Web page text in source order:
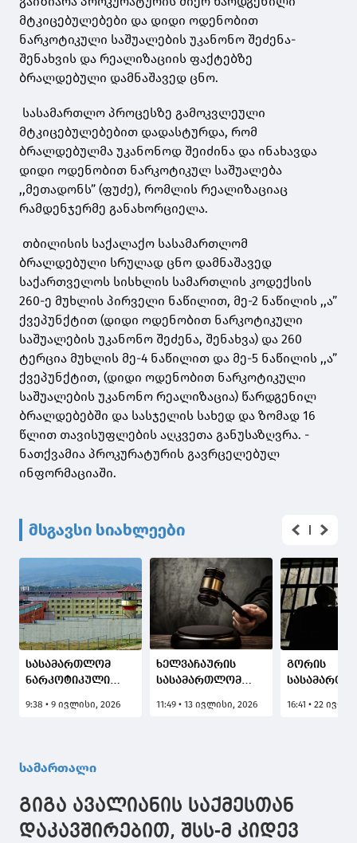
მტკიცებულებები და დიდი ოდენობით
ნარკოტიკული საშუალების უკანონო შეძენა-
შენახვის და რეალიზაციის ფაქტებზე
ბრალდებული დამნაშავედ ცნო.
სასამართლო პროცესზე გამოკვლეული
მტკიცებულებებით დადასტურდა, რომ
ბრალდებულმა უკანონოდ შეიძინა და ინახავდა
დიდი ოდენობით ნარკოტიკულ საშუალება
,,მეთადონს” (ფუძე), რომლის რეალიზაციაც
რამდენჯერმე განახორციელა.
თბილისის საქალაქო სასამართლომ
ბრალდებული სრულად ცნო დამნაშავედ
საქართველოს სისხლის სამართლის კოდექსის
260-ე მუხლის პირველი ნაწილით, მე-2 ნაწილის ,,ა”
ქვეპუნქტით (დიდი ოდენობით ნარკოტიკული
საშუალების უკანონო შეძენა, შენახვა) და 260
ტერცია მუხლის მე-4 ნაწილით და მე-5 ნაწილის ,,ა”
ქვეპუნქტით, (დიდი ოდენობით ნარკოტიკული
საშუალების უკანონო რეალიზაცია) წარდგენილ
ბრალდებებში და სასჯელის სახედ და ზომად 16
წლით თავისუფლების აღკვეთა განუსაზღვრა. -
ნათქვამია პროკურატურის გავრცელებულ
ინფორმაციაში.
მსგავსი სიახლეები
სასამართლომ
ნარკოტიკული
უკანონო შეძენა,
უკანონოდ
შემოტანის ფაქტზე
წლით პატიმრობა
მიუსაჯა
9:38 • 9 ივლისი, 2026
ხელვაჩაურის
სასამართლომ
ბრალდებულს 16
11:49 • 13 ივლისი, 2026
გორის
წლით
მიუსაჯა
16:41 • 22
სამართალი
გიგა ავალიანის საქმესთან
დაკავშირებით, შსს-მ კიდევ